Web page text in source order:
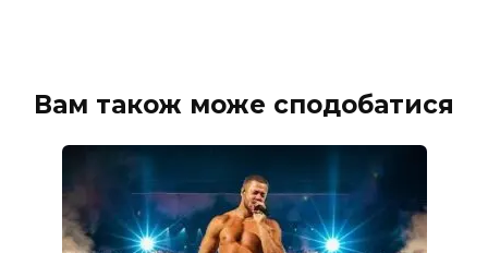
Вам також може сподобатися